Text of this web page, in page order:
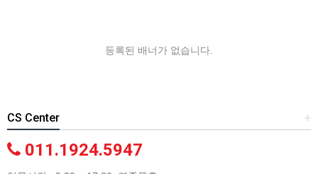
등록된 배너가 없습니다.
+
CS Center
011.1924.5947